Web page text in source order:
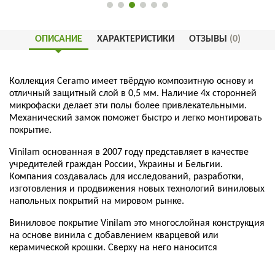
ОПИСАНИЕ ХАРАКТЕРИСТИКИ ОТЗЫВЫ (0)
Коллекция Ceramo имеет твёрдую композитную основу и
отличный защитный слой в 0,5 мм. Наличие 4х сторонней
микрофаски делает эти полы более привлекательными.
Механический замок поможет быстро и легко монтировать
покрытие.
Vinilam основанная в 2007 году представляет в качестве
учредителей граждан России, Украины и Бельгии.
Компания создавалась для исследований, разработки,
изготовления и продвижения новых технологий виниловых
напольных покрытий на мировом рынке.
Виниловое покрытие Vinilam это многослойная конструкция
на основе винила с добавлением кварцевой или
керамической крошки. Сверху на него наносится